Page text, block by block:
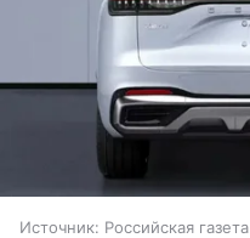
Источник: Российская газета